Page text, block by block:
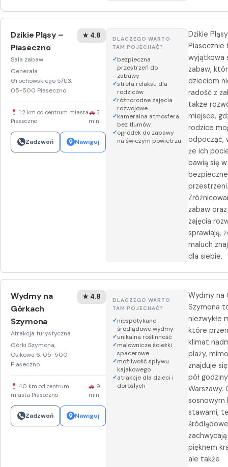
Dzikie Pląsy –
Piaseczno
Sala zabaw
Generała
Grochowskiego 5/U3,
05-500 Piaseczno
★ 4.8
1.2 km od centrum miasta
Piaseczno
3
min
Zadzwoń Nawiguj
DLACZEGO WARTO
TAM POJECHAĆ?
bezpieczna
przestrzeń do
zabawy
strefa relaksu dla
rodziców
różnorodne zajęcia
rozwojowe
kameralna atmosfera
bez tłumów
ogródek do zabawy
na świeżym powietrzu
Dzikie
Piasecznie
wyjątkowa
zabaw,
dzieciom
radość z
także
miejsce,
rodzice
odpocząć,
że ich
bawią się w
przestrzeni.
zabaw
zajęcia
sprawiają,
maluch
dla siebie.
Wydmy na
Górkach
Szymona
Atrakcja turystyczna
Górki Szymona,
Osikowa 6, 05-500
Piaseczno
★ 4.8
4.0 km od centrum
miasta Piaseczno
9
min
Zadzwoń Nawiguj
DLACZEGO WARTO
TAM POJECHAĆ?
niespotykane
śródlądowe wydmy
unikalna roślinność
malownicze ścieżki
spacerowe
możliwość spływu
kajakowego
atrakcje dla dzieci i
dorosłych
Wydmy na
Szymona
niezwykłe
które
klimat
plaży,
znajduje
pół
Warszawy.
sosnowym
stawami,
pięknem
ale także